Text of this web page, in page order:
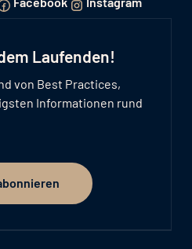
Laufenden!
von Best Practices,
Informationen rund